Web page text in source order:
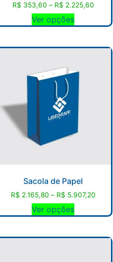
R$ 353,60 – R$ 2.225,60
Ver opções
Sacola de Papel
R$ 2.165,80 – R$ 5.907,20
Ver opções